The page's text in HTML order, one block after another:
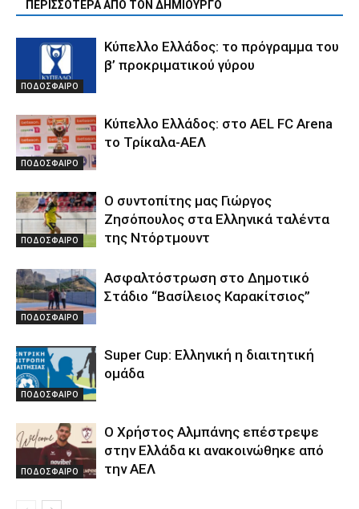
ΠΕΡΙΣΣΟΤΕΡΑ ΑΠΟ ΤΟΝ ΔΗΜΙΟΥΡΓΟ
ΠΟΔΟΣΦΑΙΡΟ
Κύπελλο Ελλάδος: το πρόγραμμα του
β’ προκριματικού γύρου
ΠΟΔΟΣΦΑΙΡΟ
Κύπελλο Ελλάδος: στο AEL FC Arena
το Τρίκαλα-ΑΕΛ
ΠΟΔΟΣΦΑΙΡΟ
Ο συντοπίτης μας Γιώργος
Ζησόπουλος στα Ελληνικά ταλέντα
της Ντόρτμουντ
ΠΟΔΟΣΦΑΙΡΟ
Ασφαλτόστρωση στο Δημοτικό
Στάδιο “Βασίλειος Καρακίτσιος”
ΠΟΔΟΣΦΑΙΡΟ
Super Cup: Ελληνική η διαιτητική
ομάδα
ΠΟΔΟΣΦΑΙΡΟ
Ο Χρήστος Αλμπάνης επέστρεψε
στην Ελλάδα κι ανακοινώθηκε από
την ΑΕΛ